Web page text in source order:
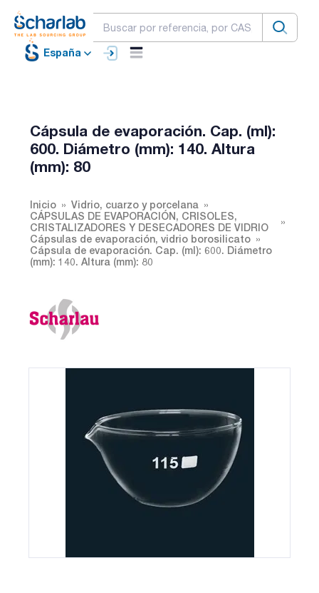
España
Cápsula de evaporación. Cap. (ml):
600. Diámetro (mm): 140. Altura
(mm): 80
Inicio
Vidrio, cuarzo y porcelana
CÁPSULAS DE EVAPORACIÓN, CRISOLES,
CRISTALIZADORES Y DESECADORES DE VIDRIO
Cápsulas de evaporación, vidrio borosilicato
Cápsula de evaporación. Cap. (ml): 600. Diámetro
(mm): 140. Altura (mm): 80